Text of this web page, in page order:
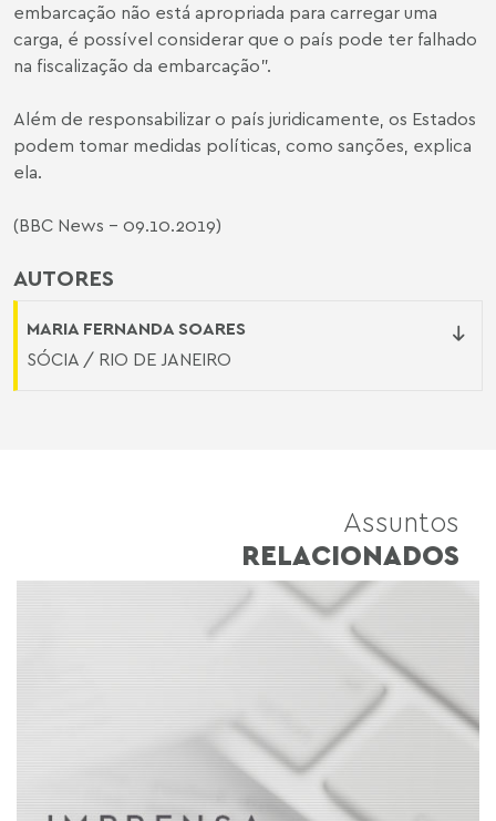
AUTORES
MARIA FERNANDA SOARES
SÓCIA / RIO DE JANEIRO
embarcação não está apropriada para carregar uma
carga, é possível considerar que o país pode ter falhado
na fiscalização da embarcação".
Além de responsabilizar o país juridicamente, os Estados
podem tomar medidas políticas, como sanções, explica
ela.
(BBC News - 09.10.2019)
Assuntos
RELACIONADOS